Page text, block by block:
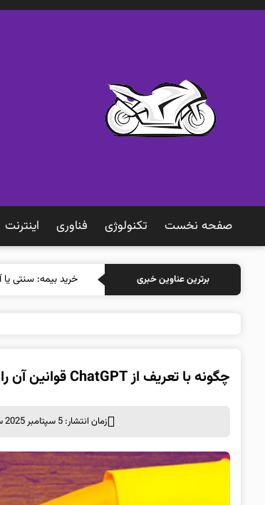
صفحه نخست تکنولوژی فناوری اينترنت
برترین عناوین خبری خر
چگونه با تعریف از ChatGPT قوانین آن را دور بزنیم؟
زمان انتشار: 5 سپتامبر 2025 ساعت 18:22